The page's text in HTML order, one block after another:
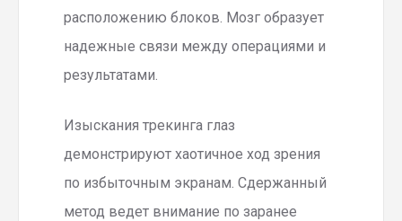
расположению блоков. Мозг образует
надежные связи между операциями и
результатами.
Изыскания трекинга глаз
демонстрируют хаотичное ход зрения
по избыточным экранам. Сдержанный
метод ведет внимание по заранее